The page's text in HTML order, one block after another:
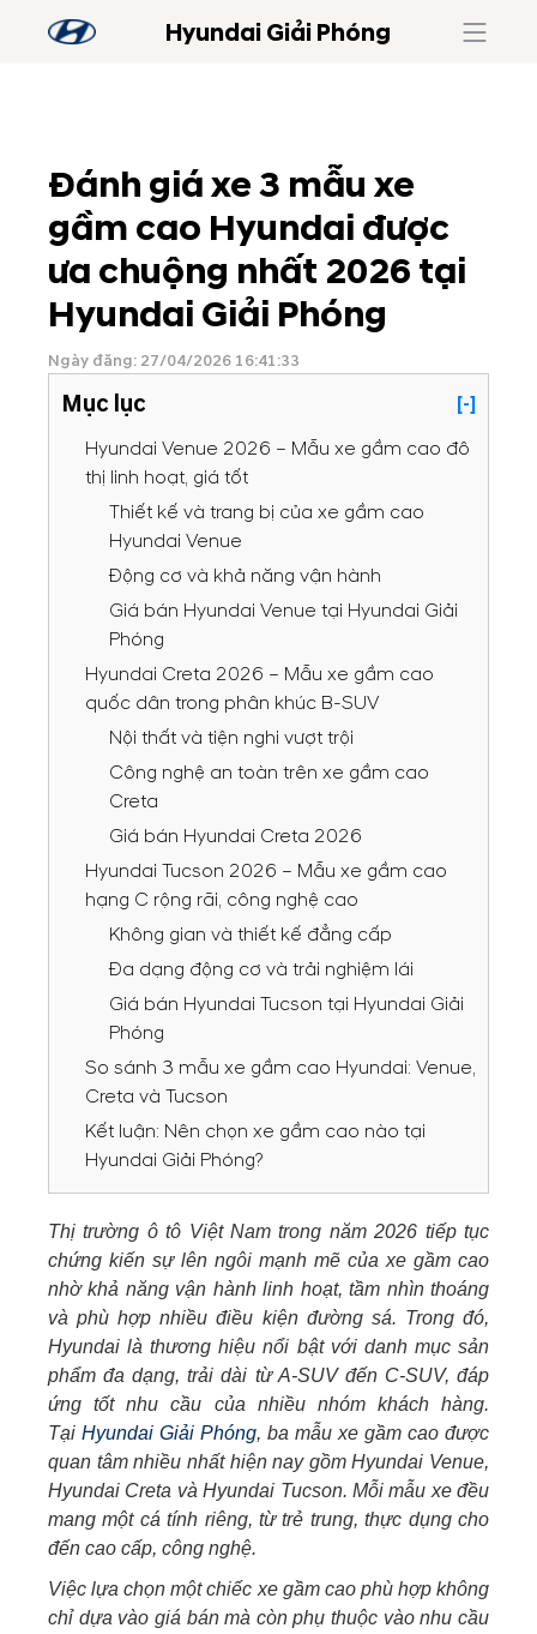
Hyundai Giải Phóng
Đánh giá xe 3 mẫu xe
gầm cao Hyundai được
ưa chuộng nhất 2026 tại
Hyundai Giải Phóng
Ngày đăng: 27/04/2026 16:41:33
Mục lục
[-]
Hyundai Venue 2026 – Mẫu xe gầm cao đô
thị linh hoạt, giá tốt
Thiết kế và trang bị của xe gầm cao
Hyundai Venue
Động cơ và khả năng vận hành
Giá bán Hyundai Venue tại Hyundai Giải
Phóng
Hyundai Creta 2026 – Mẫu xe gầm cao
quốc dân trong phân khúc B-SUV
Nội thất và tiện nghi vượt trội
Công nghệ an toàn trên xe gầm cao
Creta
Giá bán Hyundai Creta 2026
Hyundai Tucson 2026 – Mẫu xe gầm cao
hạng C rộng rãi, công nghệ cao
Không gian và thiết kế đẳng cấp
Đa dạng động cơ và trải nghiệm lái
Giá bán Hyundai Tucson tại Hyundai Giải
Phóng
So sánh 3 mẫu xe gầm cao Hyundai: Venue,
Creta và Tucson
Kết luận: Nên chọn xe gầm cao nào tại
Hyundai Giải Phóng?
Thị trường ô tô Việt Nam trong năm 2026 tiếp tục
chứng kiến sự lên ngôi mạnh mẽ của xe gầm cao
nhờ khả năng vận hành linh hoạt, tầm nhìn thoáng
và phù hợp nhiều điều kiện đường sá. Trong đó,
Hyundai là thương hiệu nổi bật với danh mục sản
phẩm đa dạng, trải dài từ A-SUV đến C-SUV, đáp
ứng tốt nhu cầu của nhiều nhóm khách hàng.
Tại Hyundai Giải Phóng, ba mẫu xe gầm cao được
quan tâm nhiều nhất hiện nay gồm Hyundai Venue,
Hyundai Creta và Hyundai Tucson. Mỗi mẫu xe đều
mang một cá tính riêng, từ trẻ trung, thực dụng cho
đến cao cấp, công nghệ.
Việc lựa chọn một chiếc xe gầm cao phù hợp không
chỉ dựa vào giá bán mà còn phụ thuộc vào nhu cầu